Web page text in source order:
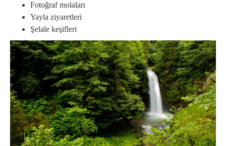
Fotoğraf molaları
Yayla ziyaretleri
Şelale keşifleri